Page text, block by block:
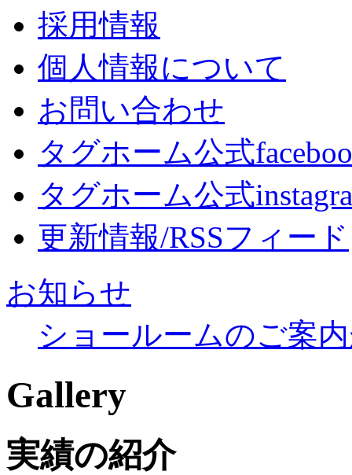
採用情報
個人情報について
お問い合わせ
タグホーム公式
タグホーム公式
更新情報/RSSフィード
お知らせ
ショールームのご案
Gallery
実績の紹介